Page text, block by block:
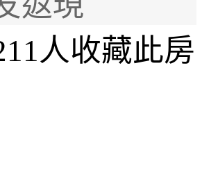
人收藏此房